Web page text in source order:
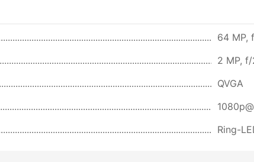
64 MP,
2 MP,
QVGA
Ring-